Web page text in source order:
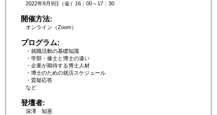
2022年9月9日（金）16：00～17：30
開催方法
オンライン（Zoom）
プログラム
・就職活動の基礎知識
・学部・修士と博士の違い
・企業が期待する博士人材
・博士のための就活スケジュール
・質疑応答
など
登壇者
深澤 知憲